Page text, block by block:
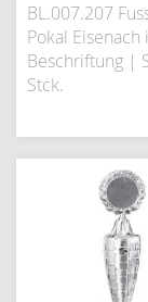
BL.007.207
Pokal Eisenach
Beschriftung |
Stck.